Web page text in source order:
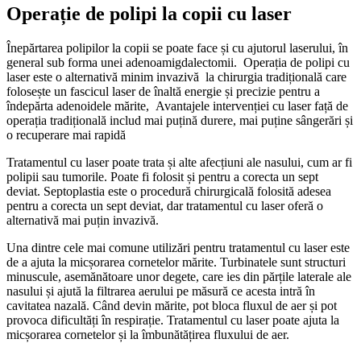
Operație de polipi la copii cu laser
Înepărtarea polipilor la copii se poate face și cu ajutorul laserului, în
general sub forma unei adenoamigdalectomii. Operația de polipi cu
laser este o alternativă minim invazivă la chirurgia tradițională care
folosește un fascicul laser de înaltă energie și precizie pentru a
îndepărta adenoidele mărite, Avantajele intervenției cu laser față de
operația tradițională includ mai puțină durere, mai puține sângerări și
o recuperare mai rapidă
Tratamentul cu laser poate trata și alte afecțiuni ale nasului, cum ar fi
polipii sau tumorile. Poate fi folosit și pentru a corecta un sept
deviat. Septoplastia este o procedură chirurgicală folosită adesea
pentru a corecta un sept deviat, dar tratamentul cu laser oferă o
alternativă mai puțin invazivă.
Una dintre cele mai comune utilizări pentru tratamentul cu laser este
de a ajuta la micșorarea cornetelor mărite. Turbinatele sunt structuri
minuscule, asemănătoare unor degete, care ies din părțile laterale ale
nasului și ajută la filtrarea aerului pe măsură ce acesta intră în
cavitatea nazală. Când devin mărite, pot bloca fluxul de aer și pot
provoca dificultăți în respirație. Tratamentul cu laser poate ajuta la
micșorarea cornetelor și la îmbunătățirea fluxului de aer.